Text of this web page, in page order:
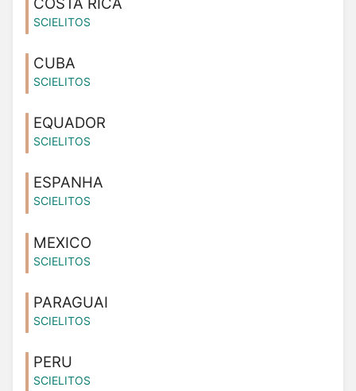
SCIELITOS
CUBA
SCIELITOS
EQUADOR
SCIELITOS
ESPANHA
SCIELITOS
MEXICO
SCIELITOS
PARAGUAI
SCIELITOS
PERU
SCIELITOS